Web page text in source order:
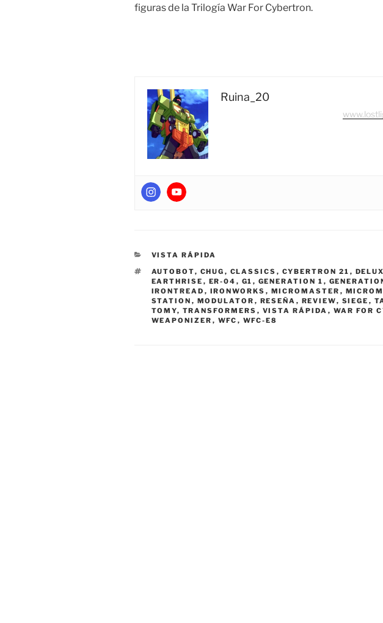
figuras de la Trilogía War For Cybertron.
Ruina_20
CATEGORIES
VISTA RÁPIDA
TAGS
AUTOBOT, CHUG , CLASSICS , CYBERTRON 21 ,
EARTHRISE , ER-04 , G1 , GENERATION 1 ,
IRONTREAD , IRONWORKS , MICROMASTER ,
STATION , MODULATOR , RESEÑA , REVIEW, SIEGE ,
TOMY, TRANSFORMERS , VISTA RÁPIDA , WAR FOR
WEAPONIZER , WFC , WFC-E8